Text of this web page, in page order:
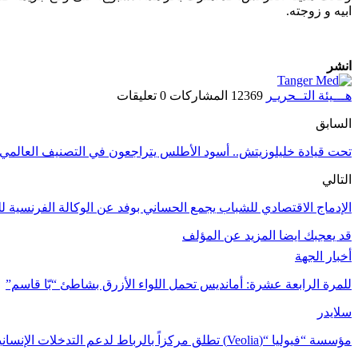
ابيه و زوجته.
انشر
هـــيئة التــحريـر 12369 المشاركات 0 تعليقات
السابق
تحت قيادة خليلوزيتش.. أسود الأطلس يتراجعون في التصنيف العالمي
التالي
الإدماج الاقتصادي للشباب يجمع الحساني بوفد عن الوكالة الفرنسية
قد يعجبك ايضا المزيد عن المؤلف
أخبار الجهة
للمرة الرابعة عشرة: أمانديس تحمل اللواء الأزرق بشاطئ “بّا قاسم”
سلايدر
مؤسسة “فيوليا “(Veolia) تطلق مركزاً بالرباط لدعم التدخلات الإنسانية في…